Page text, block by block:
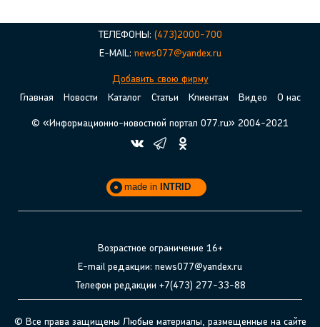
ТЕЛЕФОНЫ: (473)2000-700
E-MAIL: news077@yandex.ru
Добавить свою фирму
Главная
Новости Каталог Статьи Клиентам Видео О нас
© «Информационно-новостной портал 077.ru» 2004-2021
made in INTRID
Возрастное ограничение 16+
E-mail редакции: news077@yandex.ru
Телефон редакции +7(473) 277-33-88
© Все права защищены Любые материалы, размещенные на сайте